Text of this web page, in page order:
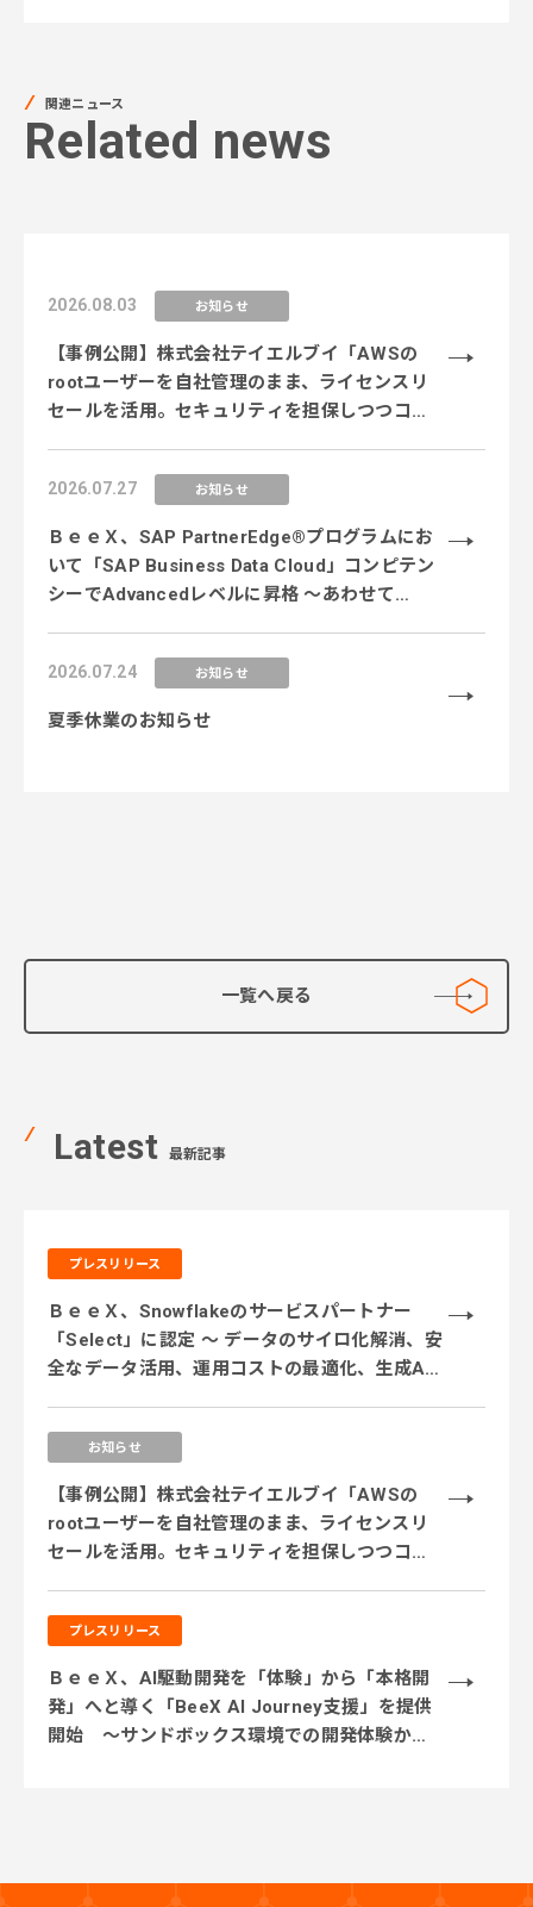
関連ニュース
Related news
2026.08.03 お知らせ
【事例公開】株式会社テイエルブイ「AWSの
rootユーザーを自社管理のまま、ライセンスリ
セールを活用。セキュリティを担保しつつコス
2026.07.27 お知らせ
ＢｅｅＸ、SAP PartnerEdge®プログラムにお
いて「SAP Business Data Cloud」コンピテン
シーでAdvancedレベルに昇格 〜あわせて
域の専門性を強化〜
2026.07.24 お知らせ
夏季休業のお知らせ
一覧へ戻る
Latest 最新記事
プレスリリース
ＢｅｅＸ、Snowflakeのサービスパートナー
「Select」に認定 ～ データのサイロ化解消、安
全なデータ活用、運用コストの最適化、生成AI
お知らせ
【事例公開】株式会社テイエルブイ「AWSの
rootユーザーを自社管理のまま、ライセンスリ
セールを活用。セキュリティを担保しつつコス
プレスリリース
ＢｅｅＸ、AI駆動開発を「体験」から「本格開
発」へと導く「BeeX AI Journey支援」を提供
開始 ～サンドボックス環境での開発体験から